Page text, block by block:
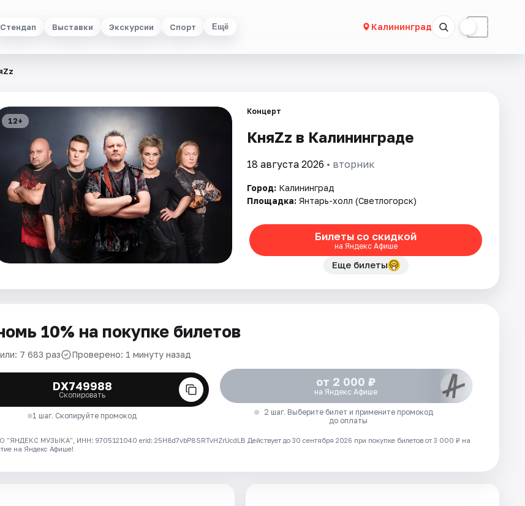
Стендап Выставки Экскурсии Спорт Ещё Калининград ☾
12+
Концерт
КняZz в Калининграде
18 августа 2026 • вторник
Город: Калининград
Площадка: Янтарь-холл (Светлогорск)
Билеты со скидкой
на Яндекс Афише
Еще билеты
10% на покупке билетов
7 683 раз Проверено: 1 минуту назад
DX749988
Скопировать
1 шаг. Скопируйте промокод
от 2 000 ₽
на Яндекс Афише
2 шаг. Выберите билет и примените промокод
до оплаты
"ЯНДЕКС МУЗЫКА", ИНН: 9705121040 erid: 25H8d7vbP8SRTvHZrUcdLB Действует до 30 сентября 2026 при покупке билетов от 3 000 ₽ на
на Яндекс Афише!